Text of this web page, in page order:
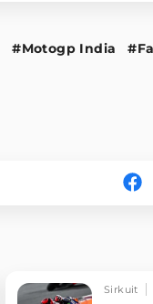
#Motogp India
Sirkuit